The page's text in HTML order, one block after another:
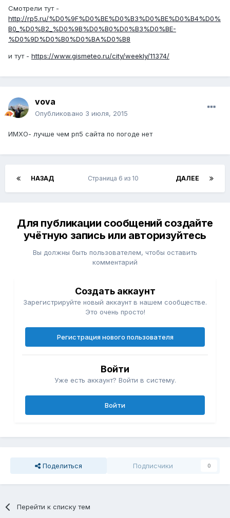
Смотрели тут -
http://rp5.ru/%D0%9F%D0%BE%D0%B3%D0%BE%D0%B4%D0%
B0_%D0%B2_%D0%9B%D0%B0%D0%B3%D0%BE-
%D0%9D%D0%B0%D0%BA%D0%B8
и тут - https://www.gismeteo.ru/city/weekly/11374/
vova
Опубликовано 3 июля, 2015
ИМХО- лучше чем рп5 сайта по погоде нет
НАЗАД ДАЛЕЕ
Страница 6 из 10
Для публикации сообщений создайте
учётную запись или авторизуйтесь
Вы должны быть пользователем, чтобы оставить
комментарий
Создать аккаунт
Зарегистрируйте новый аккаунт в нашем сообществе.
Это очень просто!
Регистрация нового пользователя
Войти
Уже есть аккаунт? Войти в систему.
Войти
Поделиться Подписчики 0
Перейти к списку тем